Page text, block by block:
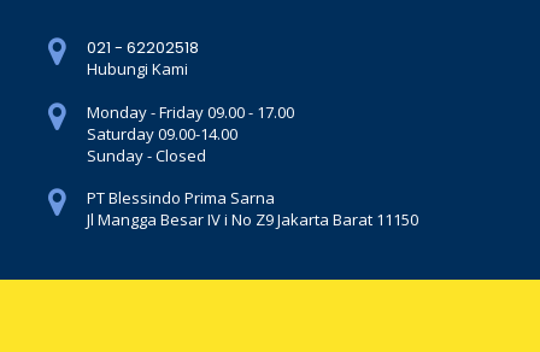
021 - 62202518
Hubungi Kami
Monday - Friday 09.00 - 17.00
Saturday 09.00-14.00
Sunday - Closed
PT Blessindo Prima Sarna
Jl Mangga Besar IV i No Z9 Jakarta Barat 11150